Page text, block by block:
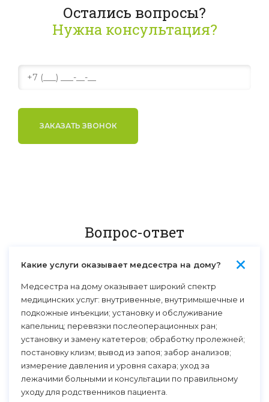
Остались вопросы?
Нужна консультация?
ЗАКАЗАТЬ ЗВОНОК
Вопрос-ответ
Какие услуги оказывает медсестра на дому? +
Медсестра на дому оказывает широкий спектр
медицинских услуг: внутривенные, внутримышечные и
подкожные инъекции; установку и обслуживание
капельниц; перевязки послеоперационных ран;
установку и замену катетеров; обработку пролежней;
постановку клизм; вывод из запоя; забор анализов;
измерение давления и уровня сахара; уход за
лежачими больными и консультации по правильному
уходу для родственников пациента.